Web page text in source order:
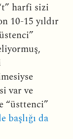
harfi sizi
10-15 yıldır
var ve
“üsttenci”
başlığı da